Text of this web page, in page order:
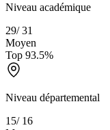
Niveau académique
29/31
Moyen
Top 93.5%
Niveau départemental
15/ 16